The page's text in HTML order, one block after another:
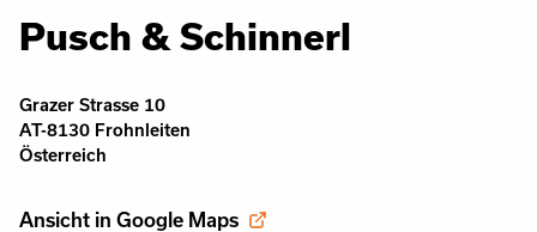
Pusch & Schinnerl
Grazer Strasse 10
AT-8130 Frohnleiten
Österreich
Ansicht in Google Maps